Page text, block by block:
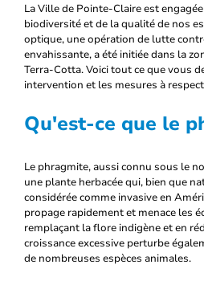
La Ville de Pointe-Claire est
biodiversité et de la qualité de nos
optique, une opération de lutte
envahissante, a été initiée dans la
Terra-Cotta. Voici tout ce que vous
intervention et les mesures à
Qu'est-ce que le
Le phragmite, aussi connu sous le
une plante herbacée qui, bien que
considérée comme invasive en
propage rapidement et menace les
remplaçant la flore indigène et en
croissance excessive perturbe
de nombreuses espèces animales.